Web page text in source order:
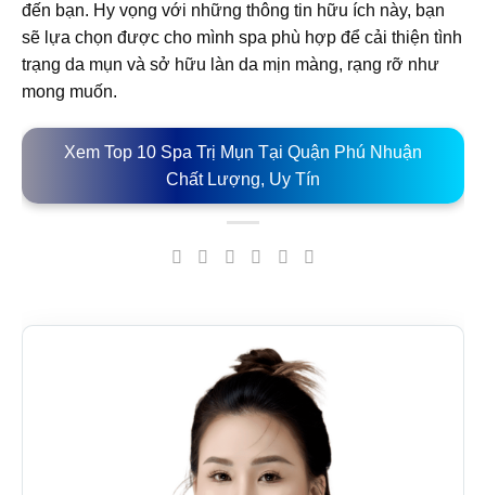
đến bạn. Hy vọng với những thông tin hữu ích này, bạn
sẽ lựa chọn được cho mình spa phù hợp để cải thiện tình
trạng da mụn và sở hữu làn da mịn màng, rạng rỡ như
mong muốn.
Xem Top 10 Spa Trị Mụn Tại Quận Phú Nhuận
Chất Lượng, Uy Tín